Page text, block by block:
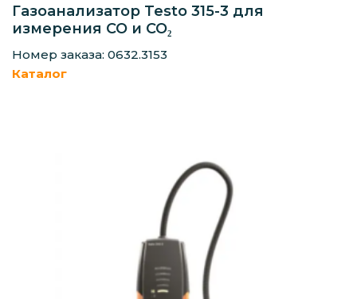
Газоанализатор Testo 315-3 для
измерения CO и CO₂
Номер заказа: 0632.3153
Каталог